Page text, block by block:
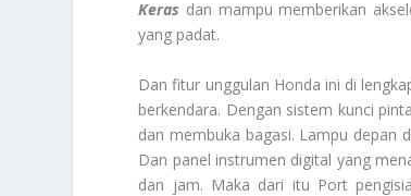
Keras dan mampu memberikan
yang padat.
Dan fitur unggulan Honda ini di
berkendara. Dengan sistem kunci
dan membuka bagasi. Lampu depan
Dan panel instrumen digital yang
dan jam. Maka dari itu Port